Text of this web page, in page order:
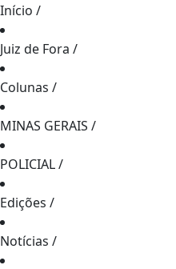
Início /
Juiz de Fora /
Colunas /
MINAS GERAIS /
POLICIAL/
Edições /
Notícias /